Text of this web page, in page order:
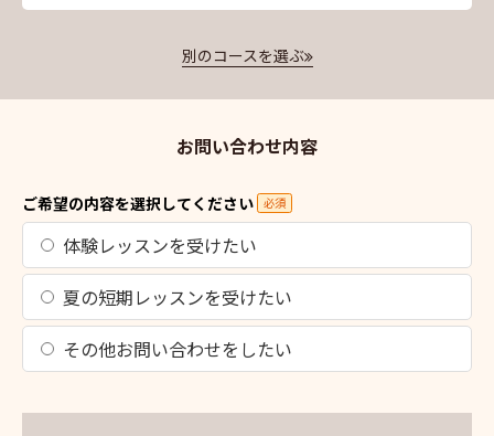
別のコースを選ぶ
お問い合わせ内容
ご希望の内容を選択してください 必須
体験レッスンを受けたい
夏の短期レッスンを受けたい
その他お問い合わせをしたい